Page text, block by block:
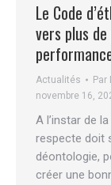
Le Code
vers plus
Actualités Par
novembre 16,
A l’instar de
respecte doit
déontologie,
créer une